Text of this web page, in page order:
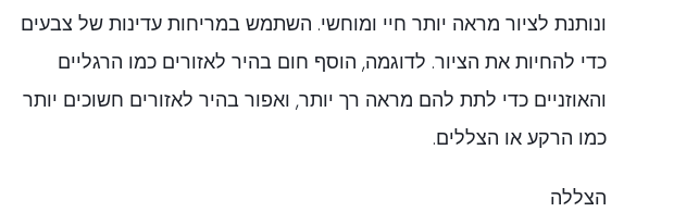
ונותנת לציור מראה יותר חיי ומוחשי. השתמש במריחות עדינות של צבעים
כדי להחיות את הציור. לדוגמה, הוסף חום בהיר לאזורים כמו הרגליים
והאוזניים כדי לתת להם מראה רך יותר, ואפור בהיר לאזורים חשוכים יותר
כמו הרקע או הצללים.
הצללה